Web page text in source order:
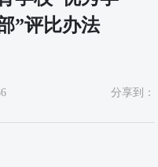
”评比办法
分享到：